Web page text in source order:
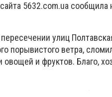
5632.com.ua сообщила
улиц
порывистого ветра,
овощей и фруктов. Благо,